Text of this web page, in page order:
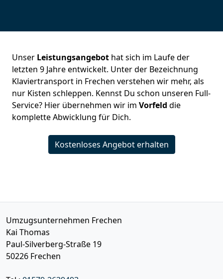
Unser Leistungsangebot hat sich im Laufe der
letzten 9 Jahre entwickelt. Unter der Bezeichnung
Klaviertransport in Frechen verstehen wir mehr, als
nur Kisten schleppen. Kennst Du schon unseren Full-
Service? Hier übernehmen wir im Vorfeld die
komplette Abwicklung für Dich.
Kostenloses Angebot erhalten
Umzugsunternehmen Frechen
Kai Thomas
Paul-Silverberg-Straße 19
50226 Frechen